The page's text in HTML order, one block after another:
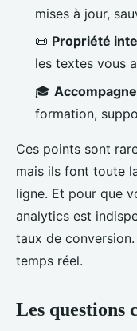
mises à jour,
📜 Propriété
les textes vous
🎓
formation,
Ces points sont
mais ils font toute
ligne. Et pour que
analytics est
taux de conversion.
temps réel.
Les questions